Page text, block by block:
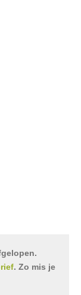
. Zo mis je